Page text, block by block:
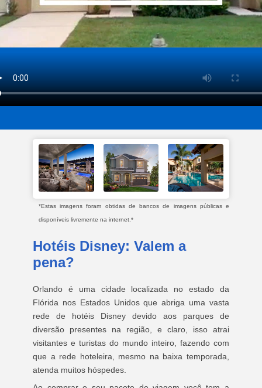
*Estas imagens foram obtidas de bancos de imagens públicas e
disponíveis livremente na internet.*
Hotéis Disney: Valem a
pena?
Orlando é uma cidade localizada no estado da
Flórida nos Estados Unidos que abriga uma vasta
rede de hotéis Disney devido aos parques de
diversão presentes na região, e claro, isso atrai
visitantes e turistas do mundo inteiro, fazendo com
que a rede hoteleira, mesmo na baixa temporada,
atenda muitos hóspedes.